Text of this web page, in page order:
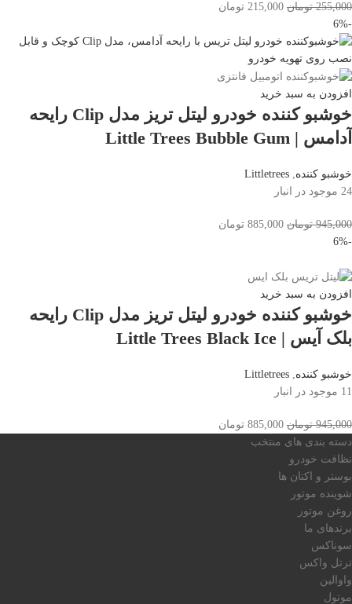
255,000 تومان 215,000 تومان
-6%
افزودن به سبد خرید
خوشبو کننده خودرو لیتل تریز مدل Clip رایحه
آدامس | Little Trees Bubble Gum
خوشبو کننده Littletrees
24 موجود در انبار
945,000 تومان 885,000 تومان
-6%
افزودن به سبد خرید
خوشبو کننده خودرو لیتل تریز مدل Clip رایحه
بلک آیس | Little Trees Black Ice
خوشبو کننده Littletrees
11 موجود در انبار
945,000 تومان 885,000 تومان
دسته بندی های منتخب
نظافت خودرو
بوستر و اکتان ها
شوینده موتور
روغن موتور
برندهای ما
سوناکس
ترتل واکس
واوالین
موتول